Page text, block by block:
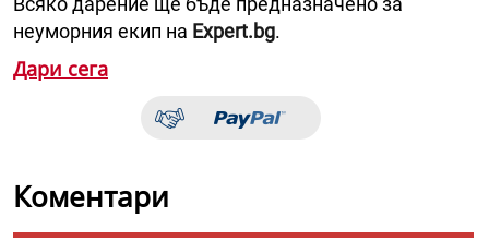
неуморния екип на Expert.bg.
Дари сега
Коментари